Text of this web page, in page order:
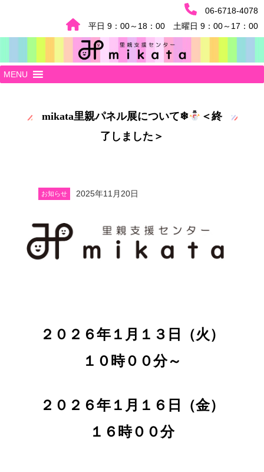
06-6718-4078
平日 9：00～18：00 土曜日 9：00～17：00
MENU
mikata里親パネル展について❄
＜終
了しました＞
お知らせ 2025年11月20日
２０２６年１月１３日（火）
１０時００分～
２０２６年１月１６日（金）
１６時００分